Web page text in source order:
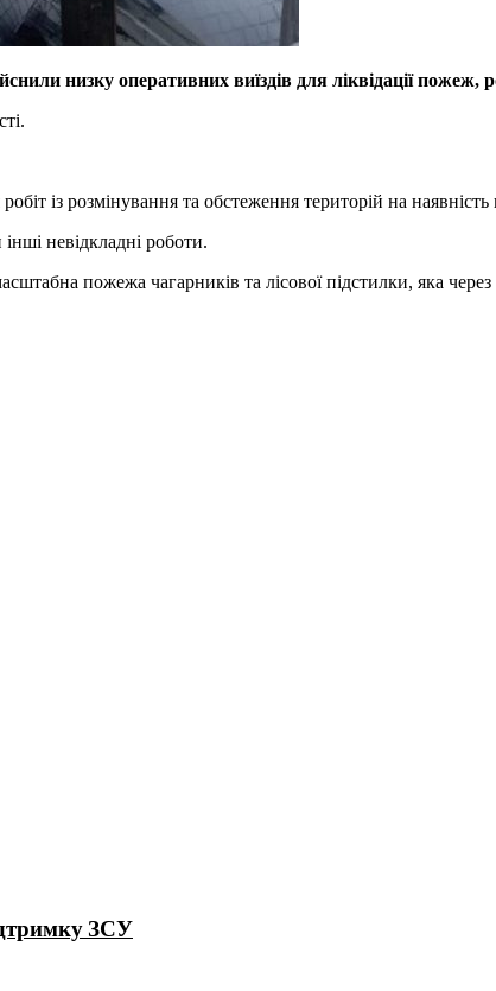
низку оперативних виїздів для ліквідації
із розмінування та обстеження територій на
невідкладні роботи.
пожежа чагарників та лісової підстилки, яка
ЗСУ